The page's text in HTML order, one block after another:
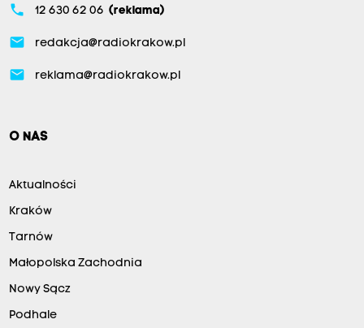
phone 12 630 62 06 (reklama)
email redakcja@radiokrakow.pl
email reklama@radiokrakow.pl
O NAS
Aktualności
Kraków
Tarnów
Małopolska Zachodnia
Nowy Sącz
Podhale